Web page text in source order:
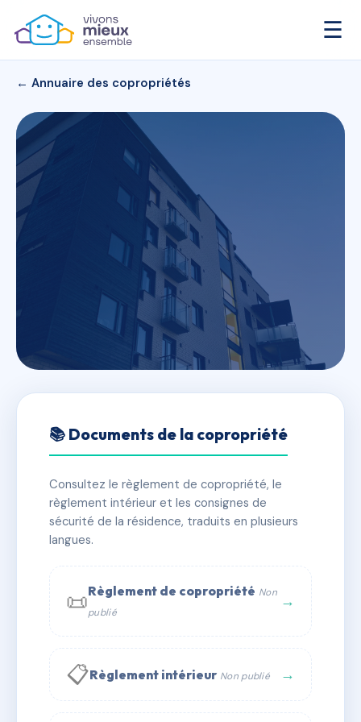
☰
← Annuaire des copropriétés
67 GDE RUE DE LA
GUILLOTIERE
📍 67 gr de la guillotiere 69007 LYON
✓ Immatriculée 🏠 2 lots 🏗 1 bâtiment(s)
📞 Contacter Syndic Digital 💬 WhatsApp
✉ Email
📚 Documents de la copropriété
Consultez le règlement de copropriété, le
règlement intérieur et les consignes de
sécurité de la résidence, traduits en plusieurs
langues.
📜Règlement de copropriété Non
publié
→
📋Règlement intérieur Non publié →